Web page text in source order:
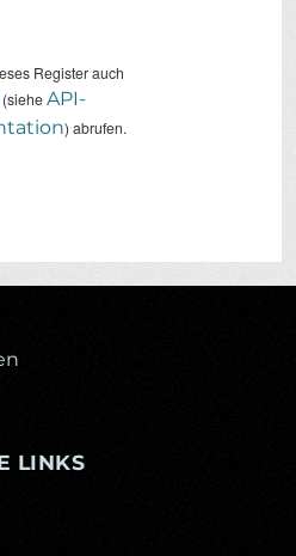
Register auch
(sieheAPI-
) abrufen.
LINKS